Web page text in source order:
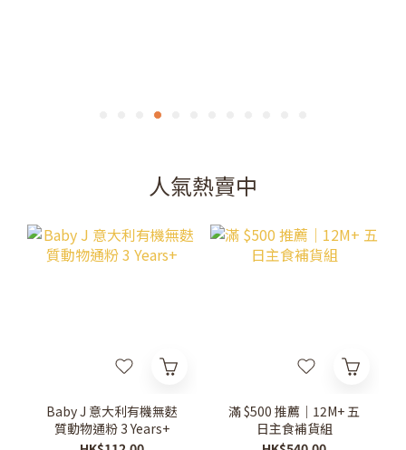
人氣熱賣中
Baby J 意大利有機無麩
質動物通粉 3 Years+
滿 $500 推薦｜12M+ 五
日主食補貨組